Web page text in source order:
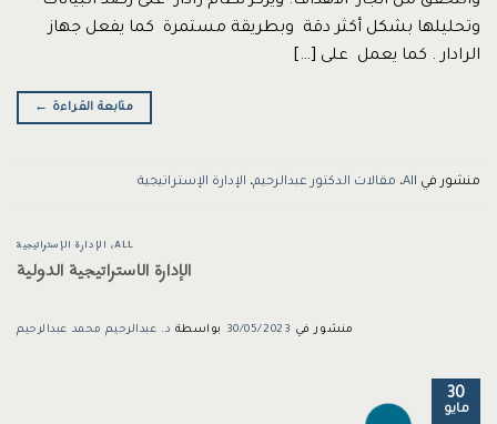
وتحليلها بشكل أكثر دقة وبطريقة مستمرة كما يفعل جهاز
الرادار . كما يعمل على […]
متابعة القراءة ←
منشور في All، مقالات الدكتور عبدالرحيم، الإدارة الإستراتيجية
ALL، الإدارة الإستراتيجية
الإدارة الاستراتيجية الدولية
منشور في 30/05/2023 بواسطة د. عبدالرحيم محمد عبدالرحيم
30
مايو